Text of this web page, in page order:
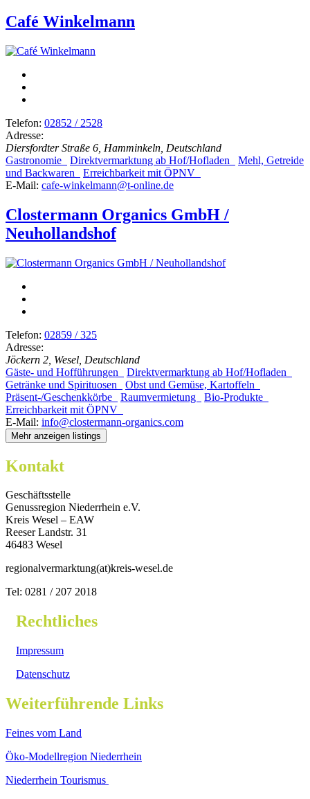
Café Winkelmann
Telefon: 02852 / 2528
Adresse:
Diersfordter Straße 6, Hamminkeln, Deutschland
Gastronomie
Direktvermarktung ab Hof/Hofladen
Mehl, Getreide
und Backwaren
Erreichbarkeit mit ÖPNV
E-Mail: cafe-winkelmann@t-online.de
Clostermann Organics GmbH /
Neuhollandshof
Telefon: 02859 / 325
Adresse:
Jöckern 2, Wesel, Deutschland
Gäste- und Hofführungen
Direktvermarktung ab Hof/Hofladen
Getränke und Spirituosen
Obst und Gemüse, Kartoffeln
Präsent-/Geschenkkörbe
Raumvermietung
Bio-Produkte
Erreichbarkeit mit ÖPNV
E-Mail: info@clostermann-organics.com
Mehr anzeigen listings
Kontakt
Geschäftsstelle
Genussregion Niederrhein e.V.
Kreis Wesel – EAW
Reeser Landstr. 31
46483 Wesel
regionalvermarktung(at)kreis-wesel.de
Tel: 0281 / 207 2018
Rechtliches
Impressum
Datenschutz
Weiterführende Links
Feines vom Land
Öko-Modellregion Niederrhein
Niederrhein Tourismus